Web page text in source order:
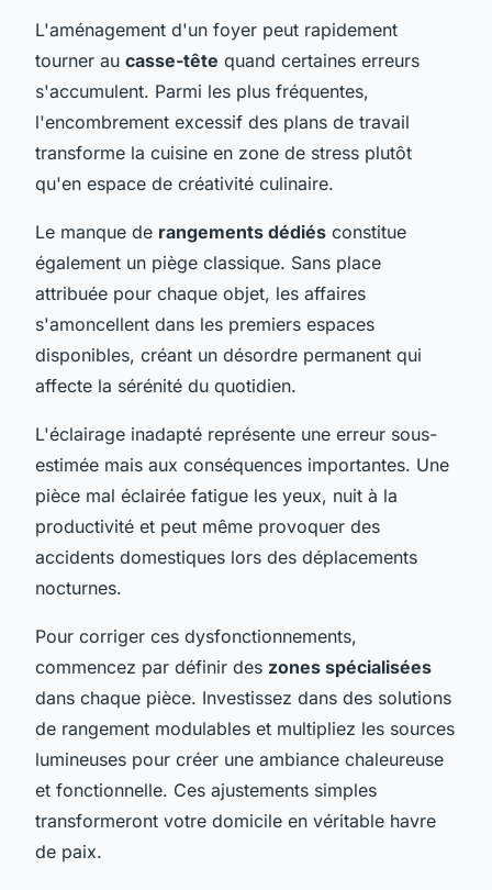
L'aménagement d'un foyer peut rapidement
tourner au casse-tête quand certaines erreurs
s'accumulent. Parmi les plus fréquentes,
l'encombrement excessif des plans de travail
transforme la cuisine en zone de stress plutôt
qu'en espace de créativité culinaire.
Le manque de rangements dédiés constitue
également un piège classique. Sans place
attribuée pour chaque objet, les affaires
s'amoncellent dans les premiers espaces
disponibles, créant un désordre permanent qui
affecte la sérénité du quotidien.
L'éclairage inadapté représente une erreur sous-
estimée mais aux conséquences importantes. Une
pièce mal éclairée fatigue les yeux, nuit à la
productivité et peut même provoquer des
accidents domestiques lors des déplacements
nocturnes.
Pour corriger ces dysfonctionnements,
commencez par définir des zones spécialisées
dans chaque pièce. Investissez dans des solutions
de rangement modulables et multipliez les sources
lumineuses pour créer une ambiance chaleureuse
et fonctionnelle. Ces ajustements simples
transformeront votre domicile en véritable havre
de paix.